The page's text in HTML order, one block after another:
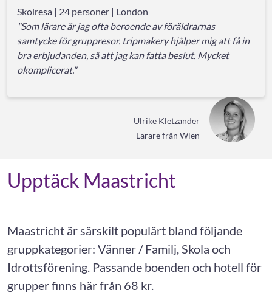
Skolresa | 24 personer | London
"Som lärare är jag ofta beroende av föräldrarnas
samtycke för gruppresor. tripmakery hjälper mig att få in
bra erbjudanden, så att jag kan fatta beslut. Mycket
okomplicerat."
Ulrike Kletzander
Lärare från Wien
Upptäck Maastricht
Maastricht är särskilt populärt bland följande
gruppkategorier: Vänner / Familj, Skola och
Idrottsförening. Passande boenden och hotell för
grupper finns här från 68 kr.